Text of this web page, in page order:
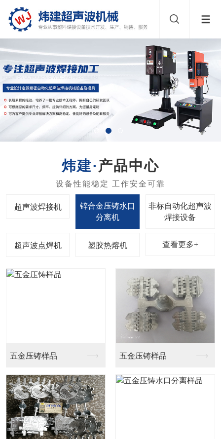
产品中心
超声波焊接机
锌合金压铸水口
分离机
非标自动化超声波
焊接设备
超声波点焊机 塑胶热熔机
炜建超声波